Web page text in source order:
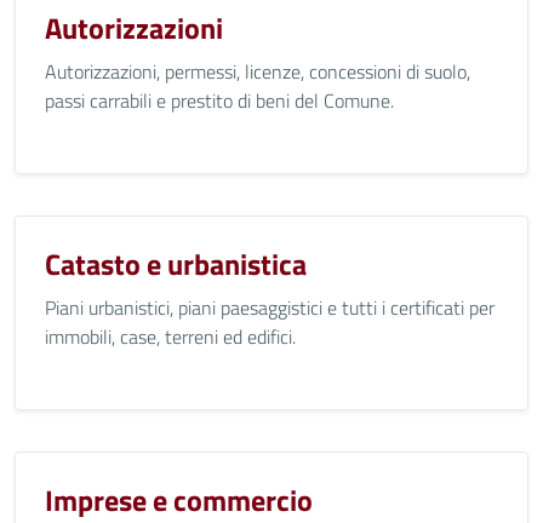
Autorizzazioni
Autorizzazioni, permessi, licenze, concessioni di suolo,
passi carrabili e prestito di beni del Comune.
Catasto e urbanistica
Piani urbanistici, piani paesaggistici e tutti i certificati per
immobili, case, terreni ed edifici.
Imprese e commercio